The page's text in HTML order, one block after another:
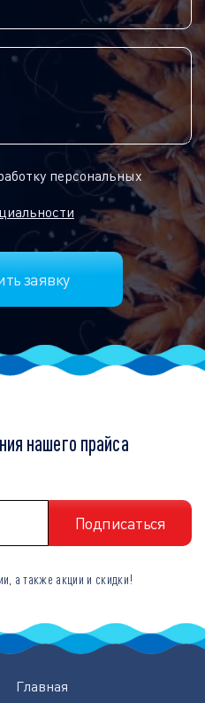
персональных
нашего прайса
а также акции и скидки!
Главная